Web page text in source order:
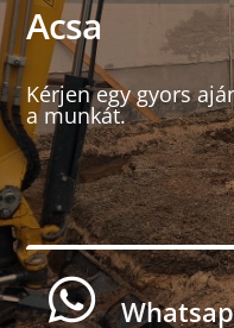
Acsa
Kérjen egy gyors
a munkát.
